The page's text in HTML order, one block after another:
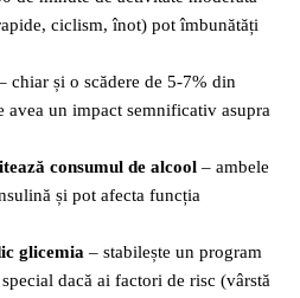
ciclism, înot) pot îmbunătăți
chiar și o scădere de 5-7% din
avea un impact semnificativ asupra
consumul de alcool – ambele
și pot afecta funcția
glicemia – stabilește un program
dacă ai factori de risc (vârstă